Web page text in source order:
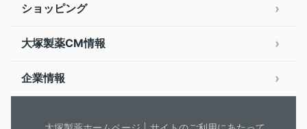
ショッピング
大塚製薬CM情報
企業情報